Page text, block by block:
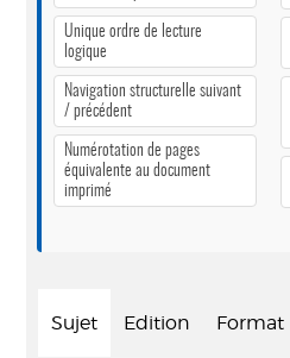
Unique ordre de lecture
logique
Navigation structurelle suivant
/ précédent
Numérotation de pages
équivalente au document
imprimé
Sujet Edition Format